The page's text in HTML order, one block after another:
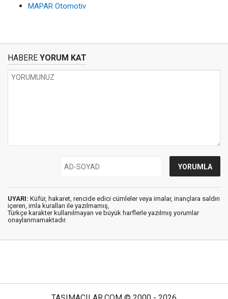
MAPAR Otomotiv
HABERE YORUM KAT
UYARI: Küfür, hakaret, rencide edici cümleler veya imalar, inançlara saldırı
içeren, imla kuralları ile yazılmamış,
Türkçe karakter kullanılmayan ve büyük harflerle yazılmış yorumlar
onaylanmamaktadır.